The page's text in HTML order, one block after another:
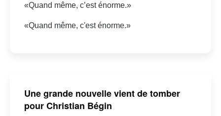
«Quand même, c’est énorme.»
«Quand même, c'est énorme.»
Une grande nouvelle vient de tomber
pour Christian Bégin